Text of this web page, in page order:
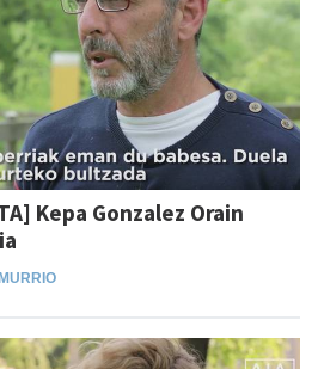
Kepa Gonzalez Orain